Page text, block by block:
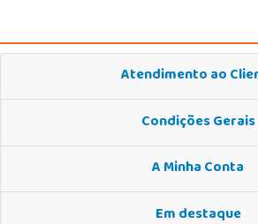
Atendimento ao
Condições Gerais
A Minha Conta
Em destaque